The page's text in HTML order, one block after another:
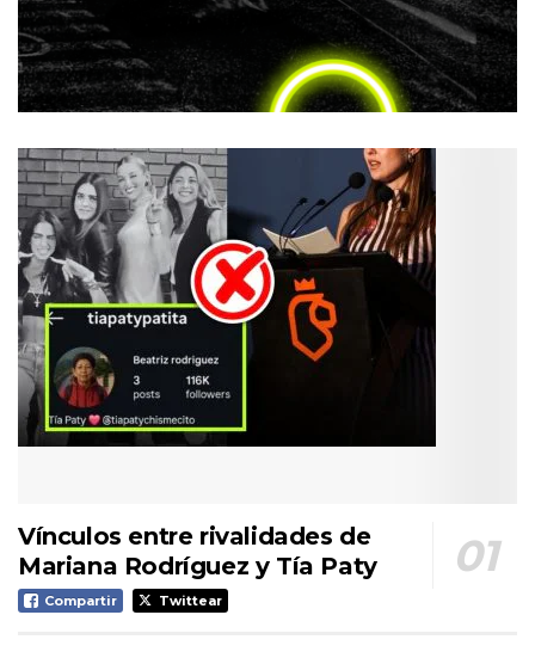
Vínculos entre rivalidades de
Mariana Rodríguez y Tía Paty
Compartir Twittear